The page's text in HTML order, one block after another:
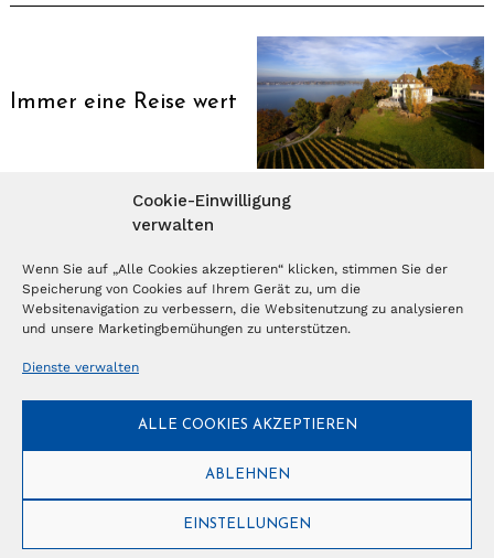
Cookie-Einwilligung
verwalten
Wenn Sie auf „Alle Cookies akzeptieren“ klicken, stimmen Sie der
Speicherung von Cookies auf Ihrem Gerät zu, um die
Websitenavigation zu verbessern, die Websitenutzung zu analysieren
und unsere Marketingbemühungen zu unterstützen.
Dienste verwalten
ALLE COOKIES AKZEPTIEREN
ABLEHNEN
EINSTELLUNGEN
Immer eine Reise wert
MAGAZIN ABONNIEREN
Abonnieren
NEWSLETTER
Anmelden
© Copyright 2026 – Ferientrends //info@tlvg.ch